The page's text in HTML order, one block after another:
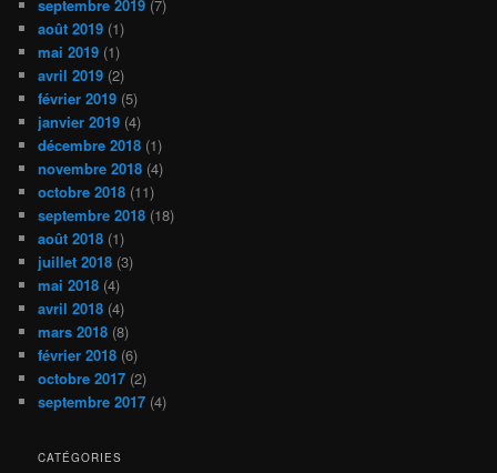
septembre 2019 (7)
août 2019 (1)
mai 2019 (1)
avril 2019 (2)
février 2019 (5)
janvier 2019 (4)
décembre 2018 (1)
novembre 2018 (4)
octobre 2018 (11)
septembre 2018 (18)
août 2018 (1)
juillet 2018 (3)
mai 2018 (4)
avril 2018 (4)
mars 2018 (8)
février 2018 (6)
octobre 2017 (2)
septembre 2017 (4)
CATÉGORIES